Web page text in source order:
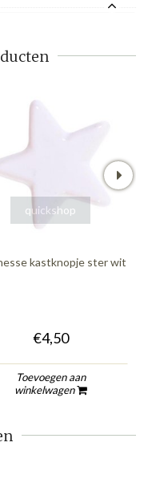
quickshop
kastknopje ster wit
€4,50
Toevoegen aan
winkelwagen